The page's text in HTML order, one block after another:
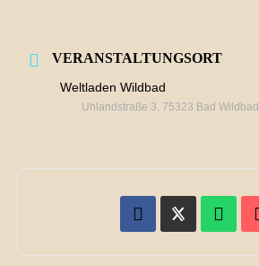
VERANSTALTUNGSORT
Weltladen Wildbad
Uhlandstraße 3, 75323 Bad Wildbad